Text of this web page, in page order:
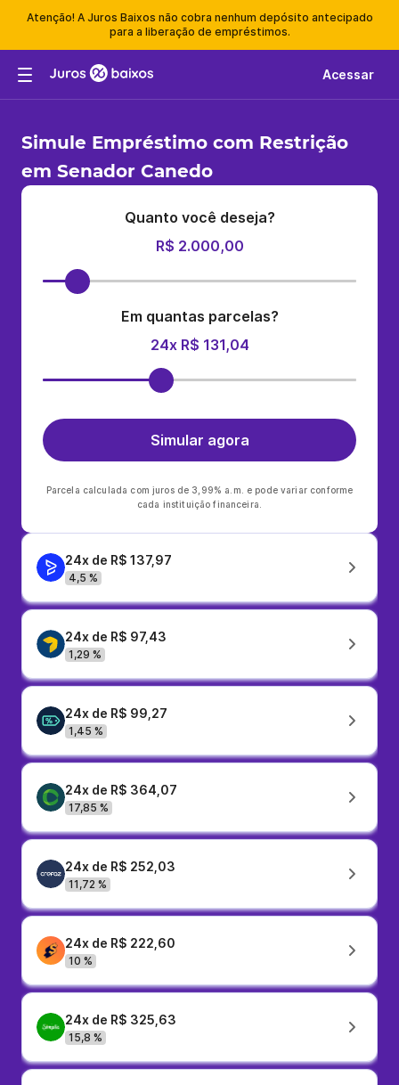
Atenção! A Juros Baixos não cobra nenhum depósito antecipado
para a liberação de empréstimos.
Acessar
Simule Empréstimo com Restrição
em Senador Canedo
Quanto você deseja?
R$ 2.000,00
Em quantas parcelas?
24x R$ 131,04
Simular agora
Parcela calculada com juros de 3,99% a.m. e pode variar conforme
cada instituição financeira.
24x de R$ 137,97
4,5 %
24x de R$ 97,43
1,29 %
24x de R$ 99,27
1,45 %
24x de R$ 364,07
17,85 %
24x de R$ 252,03
11,72 %
24x de R$ 222,60
10 %
24x de R$ 325,63
15,8 %